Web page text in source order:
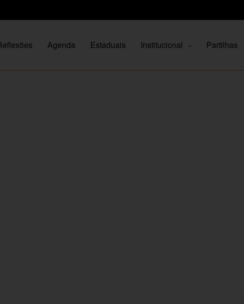
Agenda Estaduais Institucional Partilhas